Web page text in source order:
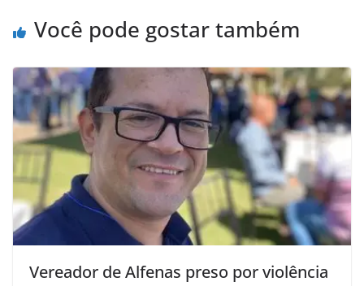
Você pode gostar também
Vereador de Alfenas preso por violência